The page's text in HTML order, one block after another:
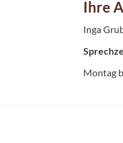
Ihre
Inga
Montag